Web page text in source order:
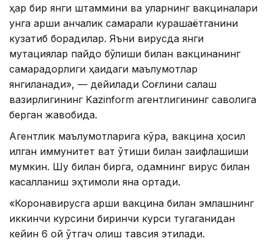
ҳар бир янги штаммини ва уларнинг вакциналари
унга қарши қанчалик самарали курашаётганини
кузатиб борадилар. Яъни вирусда янги
мутациялар пайдо бўлиши билан вакцинанинг
самарадорлиги ҳақидаги маълумотлар
янгиланади», — дейилади Соғлиқни сақлаш
вазирлигининг Kazinform агентлигининг саволига
берган жавобида.
Агентлик маълумотларига кўра, вакцина ҳосил
қилган иммунитет вақт ўтиши билан заифлашиши
мумкин. Шу билан бирга, одамнинг вирус билан
касалланиш эҳтимоли яна ортади.
«Коронавирусга қарши вакцина билан эмлашнинг
иккинчи курсини биринчи курси тугаганидан
кейин 6 ой ўтгач олиш тавсия этилади.